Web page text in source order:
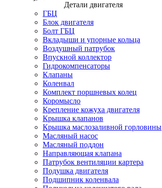
Детали двигателя
ГБЦ
Блок двигателя
Болт ГБЦ
Вкладыши и упорные кольца
Воздушный патрубок
Впускной коллектор
Гидрокомпенсаторы
Клапаны
Коленвал
Комплект поршневых колец
Коромысло
Крепление кожуха двигателя
Крышка клапанов
Крышка маслозаливной горловины
Масляный насос
Масляный поддон
Направляющая клапана
Патрубок вентиляции картера
Подушка двигателя
Подшипник коленвала